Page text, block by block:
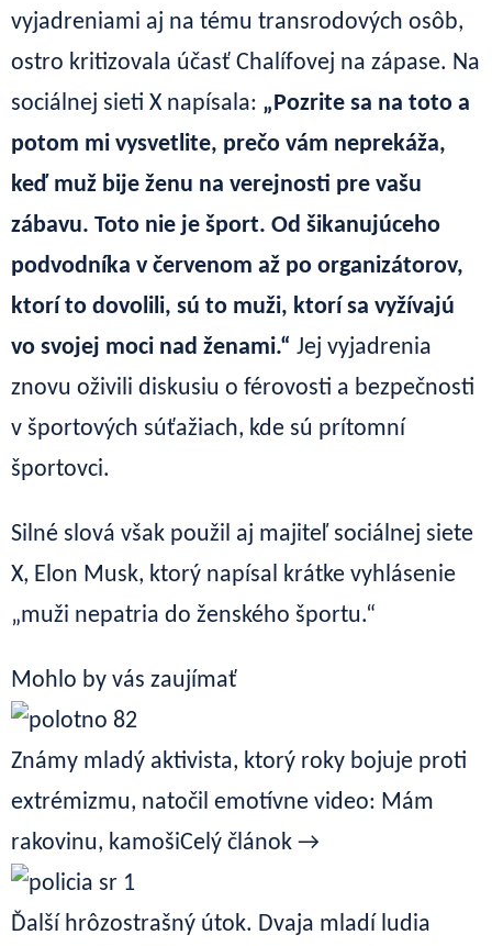
vyjadreniami aj na tému transrodových osôb,
ostro kritizovala účasť Chalífovej na zápase. Na
sociálnej sieti X napísala: „Pozrite sa na toto a
potom mi vysvetlite, prečo vám neprekáža,
keď muž bije ženu na verejnosti pre vašu
zábavu. Toto nie je šport. Od šikanujúceho
podvodníka v červenom až po organizátorov,
ktorí to dovolili, sú to muži, ktorí sa vyžívajú
vo svojej moci nad ženami.“ Jej vyjadrenia
znovu oživili diskusiu o férovosti a bezpečnosti
v športových súťažiach, kde sú prítomní
športovci.
Silné slová však použil aj majiteľ sociálnej siete
X, Elon Musk, ktorý napísal krátke vyhlásenie
„muži nepatria do ženského športu.“
Mohlo by vás zaujímať
Známy mladý aktivista, ktorý roky bojuje proti
extrémizmu, natočil emotívne video: Mám
rakovinu, kamošiCelý článok →
Ďalší hrôzostrašný útok. Dvaja mladí ludia